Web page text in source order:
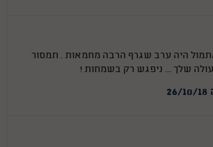
היה ערב שגרף הרבה מחמאות . תמסור
שלך ... ניפגש רק בשמחות !